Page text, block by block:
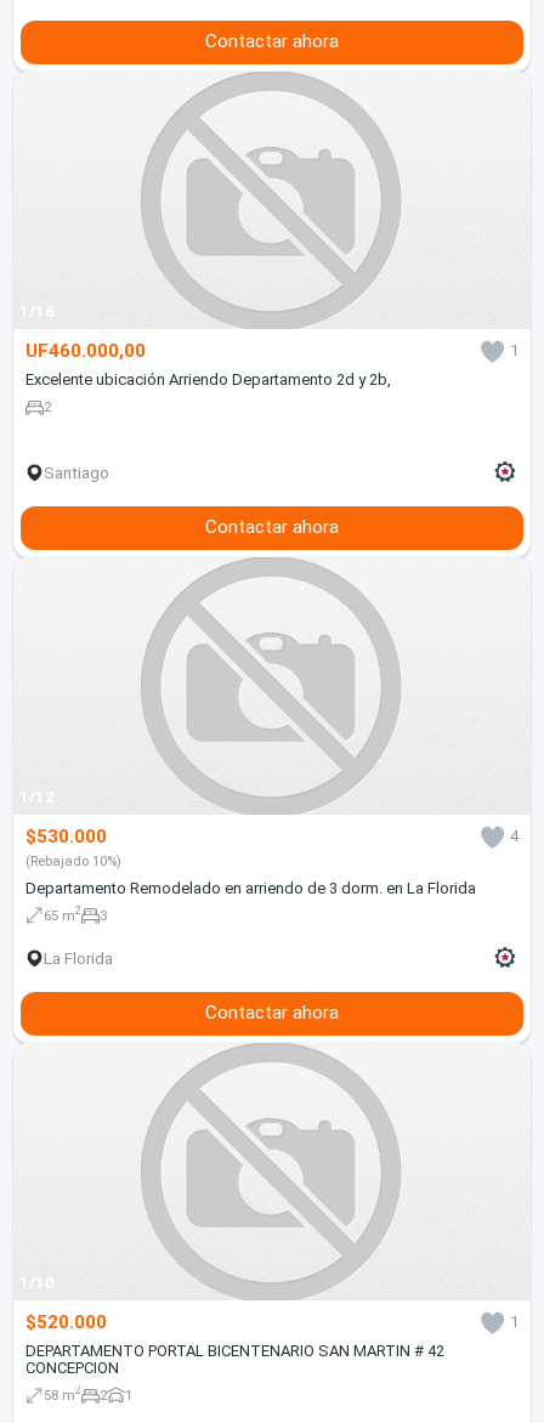
Contactar ahora
1/16
UF460.000,00
1
Excelente ubicación Arriendo Departamento 2d y 2b,
2
Santiago
Contactar ahora
1/12
$530.000 4
(Rebajado 10%)
Departamento Remodelado en arriendo de 3 dorm. en La Florida
65 m2 3
La Florida
Contactar ahora
1/10
$520.000
1
DEPARTAMENTO PORTAL BICENTENARIO SAN MARTIN # 42
CONCEPCION
58 m2 2 1